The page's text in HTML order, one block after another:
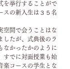
を挙行することがで
スの新入生は３５名
空間で会うことはな
したが、式典後のラ
なかったかのように
すでに対面授業も始
楽コースの学生とな